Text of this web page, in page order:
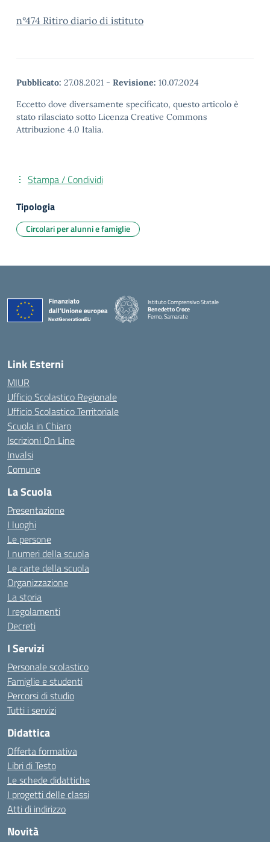
n°474 Ritiro diario di istituto
Pubblicato: 27.08.2021 - Revisione: 10.07.2024
Eccetto dove diversamente specificato, questo articolo è
stato rilasciato sotto Licenza Creative Commons
Attribuzione 4.0 Italia.
Stampa / Condividi
Tipologia
Circolari per alunni e famiglie
Istituto Comprensivo Statale
Benedetto Croce
Ferno, Samarate
Link Esterni
MIUR
Ufficio Scolastico Regionale
Ufficio Scolastico Territoriale
Scuola in Chiaro
Iscrizioni On Line
Invalsi
Comune
La Scuola
Presentazione
I luoghi
Le persone
I numeri della scuola
Le carte della scuola
Organizzazione
La storia
I regolamenti
Decreti
I Servizi
Personale scolastico
Famiglie e studenti
Percorsi di studio
Tutti i servizi
Didattica
Offerta formativa
Libri di Testo
Le schede didattiche
I progetti delle classi
Atti di indirizzo
Novità